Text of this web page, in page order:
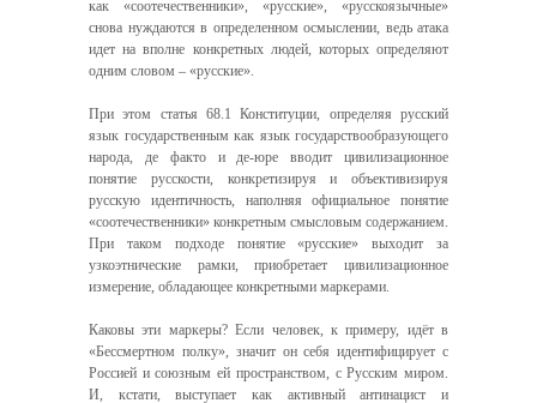
как «соотечественники», «русские», «русскоязычные»
снова нуждаются в определенном осмыслении, ведь атака
идет на вполне конкретных людей, которых определяют
одним словом – «русские».
При этом статья 68.1 Конституции, определяя русский
язык государственным как язык государствообразующего
народа, де факто и де-юре вводит цивилизационное
понятие русскости, конкретизируя и объективизируя
русскую идентичность, наполняя официальное понятие
«соотечественники» конкретным смысловым содержанием.
При таком подходе понятие «русские» выходит за
узкоэтнические рамки, приобретает цивилизационное
измерение, обладающее конкретными маркерами.
Каковы эти маркеры? Если человек, к примеру, идёт в
«Бессмертном полку», значит он себя идентифицирует с
Россией и союзным ей пространством, с Русским миром.
И, кстати, выступает как активный антинацист и